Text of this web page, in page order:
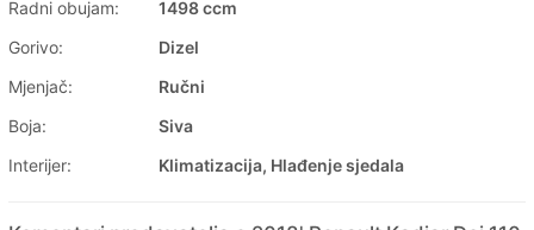
Radni obujam:
1498 ccm
Gorivo:
Dizel
Mjenjač:
Ručni
Boja:
Siva
Interijer:
Klimatizacija, Hlađenje sjedala